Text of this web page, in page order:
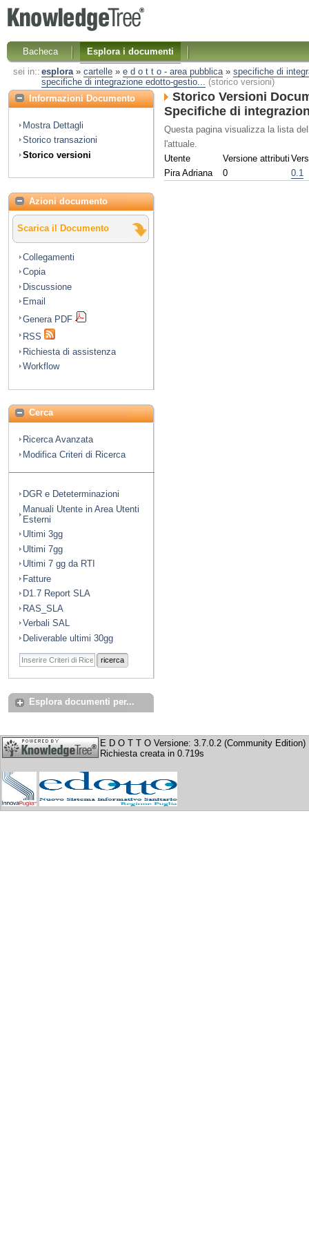
Bacheca
Esplora i documenti
sei in:: esplora» cartelle» e d o t t o - area pubblica» specifiche di
specifiche di integrazione edotto-gestio... (storico versioni)
Informazioni Documento
Mostra Dettagli
Storico transazioni
Storico versioni
Azioni documento
Scarica il Documento
Collegamenti
Copia
Discussione
Email
Genera PDF
RSS
Richiesta di assistenza
Workflow
Cerca
Ricerca Avanzata
Modifica Criteri di Ricerca
DGR e Deteterminazioni
Manuali Utente in Area Utenti
Esterni
Ultimi 3gg
Ultimi 7gg
Ultimi 7 gg da RTI
Fatture
D1.7 Report SLA
RAS_SLA
Verbali SAL
Deliverable ultimi 30gg
ricerca
Esplora documenti per...
Storico Versioni
Specifiche di
Questa pagina visualizza la lista
l'attuale.
Utente
Versione attributi
Pira Adriana
0 0.1
E D O T T O Versione: 3.7.0.2 (Community Edition)
Richiesta creata in 0.719s